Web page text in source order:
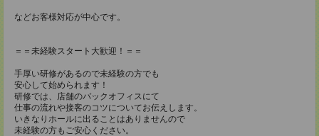
などお客様対応が中心です。
＝＝未経験スタート大歓迎！＝＝
手厚い研修があるので未経験の方でも
安心して始められます！
研修では、店舗のバックオフィスにて
仕事の流れや接客のコツについてお伝えします。
いきなりホールに出ることはありませんので
未経験の方もご安心ください。